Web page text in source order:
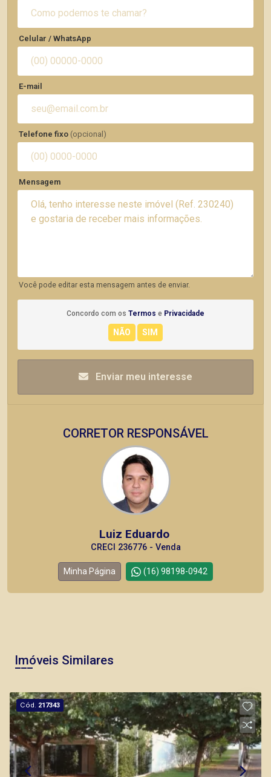
Celular / WhatsApp
E-mail
Telefone fixo (opcional)
Mensagem
Você pode editar esta mensagem antes de enviar.
Concordo com os Termos e Privacidade
Enviar meu interesse
CORRETOR RESPONSÁVEL
Luiz Eduardo
CRECI 236776 - Venda
Minha Página (16) 98198-0942
Imóveis Similares
Cód. 217343